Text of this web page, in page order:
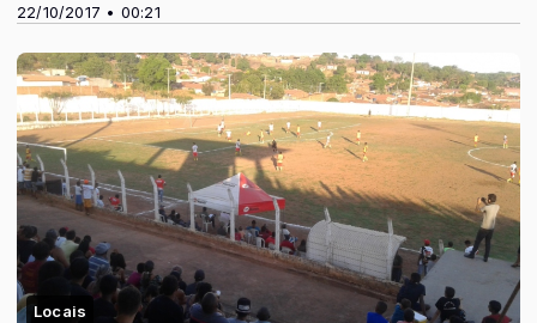
22/10/2017 • 00:21
Locais